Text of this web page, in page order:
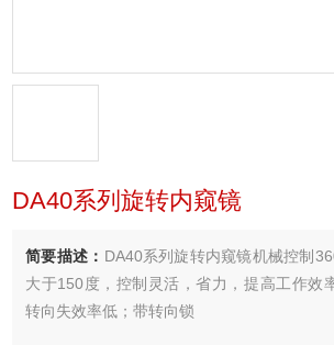
DA40系列旋转内窥镜
简要描述： DA40系列旋转内窥镜机械控制
大于150度，控制灵活，省力，提高工作效
转向失效率低；带转向锁